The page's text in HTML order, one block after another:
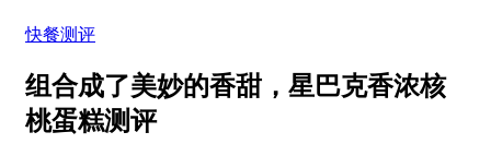
快餐测评
组合成了美妙的香甜，星巴克香浓核
桃蛋糕测评